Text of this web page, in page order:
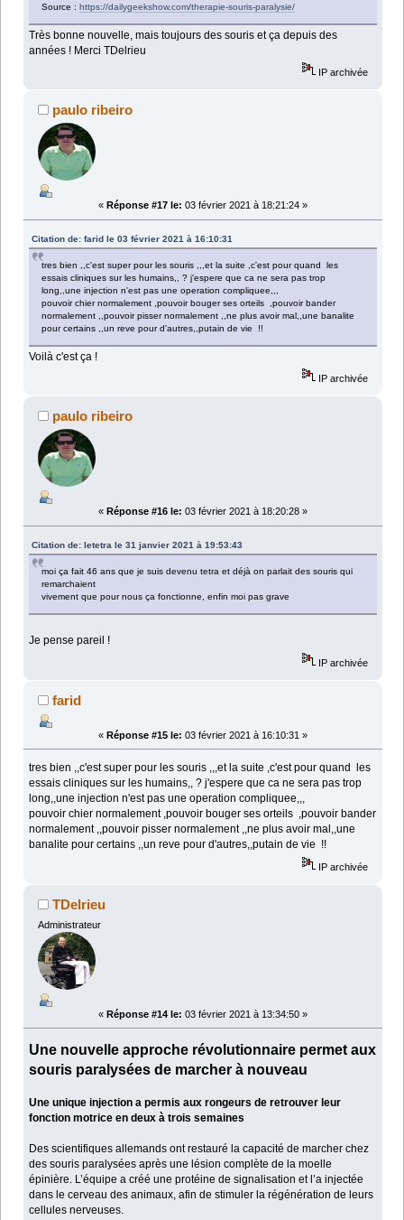
Source :https://dailygeekshow.com/therapie-souris-paralysie/
Très bonne nouvelle, mais toujours des souris et ça depuis des
années ! Merci TDelrieu
IP archivée
paulo ribeiro
« Réponse #17 le: 03 février 2021 à 18:21:24 »
Citation de: farid le 03 février 2021 à 16:10:31
tres bien ,,c'est super pour les souris ,,,et la suite ,c'est pour quand les
essais cliniques sur les humains,, ? j'espere que ca ne sera pas trop
long,,une injection n'est pas une operation compliquee,,,
pouvoir chier normalement ,pouvoir bouger ses orteils ,pouvoir bander
normalement ,,pouvoir pisser normalement ,,ne plus avoir mal,,une banalite
pour certains ,,un reve pour d'autres,,putain de vie !!
Voilà c'est ça !
IP archivée
paulo ribeiro
« Réponse #16 le: 03 février 2021 à 18:20:28 »
Citation de: letetra le 31 janvier 2021 à 19:53:43
moi ça fait 46 ans que je suis devenu tetra et déjà on parlait des souris qui
remarchaient
vivement que pour nous ça fonctionne, enfin moi pas grave
Je pense pareil !
IP archivée
farid
« Réponse #15 le: 03 février 2021 à 16:10:31 »
tres bien ,,c'est super pour les souris ,,,et la suite ,c'est pour quand les
essais cliniques sur les humains,, ? j'espere que ca ne sera pas trop
long,,une injection n'est pas une operation compliquee,,,
pouvoir chier normalement ,pouvoir bouger ses orteils ,pouvoir bander
normalement ,,pouvoir pisser normalement ,,ne plus avoir mal,,une
banalite pour certains ,,un reve pour d'autres,,putain de vie !!
IP archivée
TDelrieu
Administrateur
« Réponse #14 le: 03 février 2021 à 13:34:50 »
Une nouvelle approche révolutionnaire permet aux
souris paralysées de marcher à nouveau
Une unique injection a permis aux rongeurs de retrouver leur
fonction motrice en deux à trois semaines
Des scientifiques allemands ont restauré la capacité de marcher chez
des souris paralysées après une lésion complète de la moelle
épinière. L’équipe a créé une protéine de signalisation et l’a injectée
dans le cerveau des animaux, afin de stimuler la régénération de leurs
cellules nerveuses.